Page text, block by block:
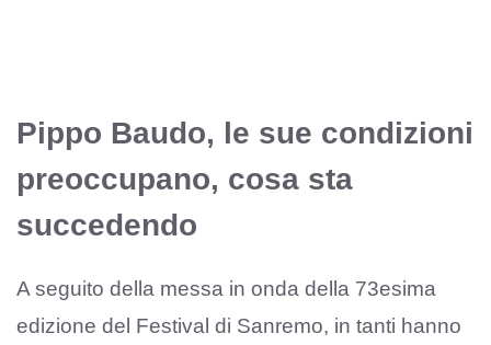
Pippo Baudo, le sue condizioni
preoccupano, cosa sta
succedendo
A seguito della messa in onda della 73esima
edizione del Festival di Sanremo, in tanti hanno